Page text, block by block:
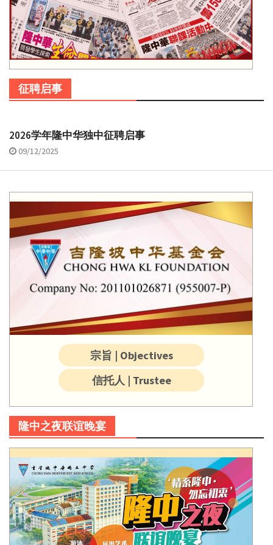
征聘启事
2026学年隆中华独中征聘启事
09/12/2025
宗旨 | Objectives
信托人 | Trustee
隆中之夜联谊晚宴